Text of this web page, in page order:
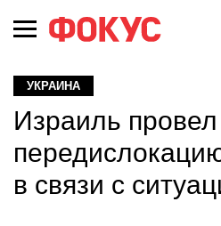
УКРАИНА
Израиль провел
в связи с